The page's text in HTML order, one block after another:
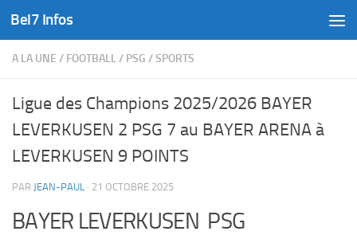
Skip to content
Bel7 Infos
A LA UNE / FOOTBALL/ PSG /SPORTS
Ligue des Champions 2025/2026 BAYER
LEVERKUSEN 2 PSG 7 au BAYER ARENA à
LEVERKUSEN 9 POINTS
PAR JEAN-PAUL · 21 OCTOBRE 2025
BAYER LEVERKUSEN PSG